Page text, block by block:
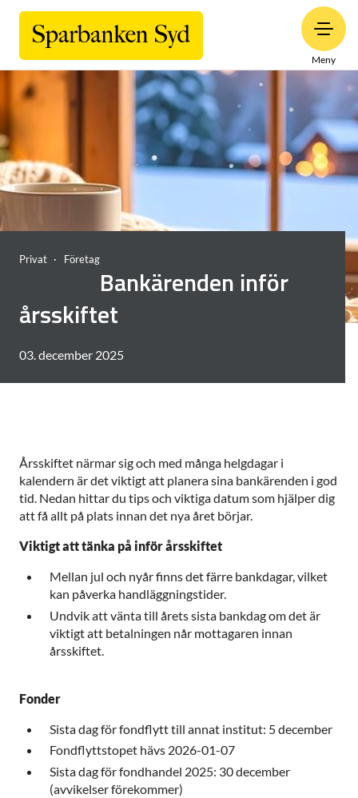
Meny
Privat Företag
Bankärenden inför
årsskiftet
03. december 2025
Årsskiftet närmar sig och med många helgdagar i
kalendern är det viktigt att planera sina bankärenden i god
tid. Nedan hittar du tips och viktiga datum som hjälper dig
att få allt på plats innan det nya året börjar.
Viktigt att tänka på inför årsskiftet
Mellan jul och nyår finns det färre bankdagar, vilket
kan påverka handläggningstider.
Undvik att vänta till årets sista bankdag om det är
viktigt att betalningen når mottagaren innan
årsskiftet.
Fonder
Sista dag för fondflytt till annat institut: 5 december
Fondflyttstopet hävs 2026-01-07
Sista dag för fondhandel 2025: 30 december
(avvikelser förekommer)